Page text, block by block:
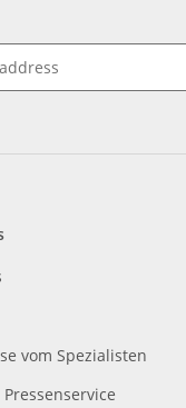
vom Spezialisten